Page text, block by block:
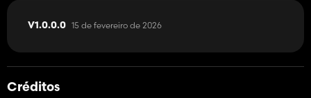
V1.0.0.0 15 de fevereiro de 2026
Créditos